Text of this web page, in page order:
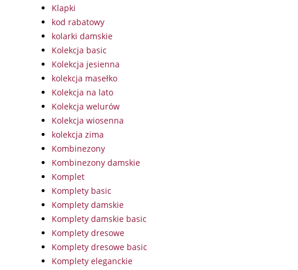
Klapki
kod rabatowy
kolarki damskie
Kolekcja basic
Kolekcja jesienna
kolekcja masełko
Kolekcja na lato
Kolekcja welurów
Kolekcja wiosenna
kolekcja zima
Kombinezony
Kombinezony damskie
Komplet
Komplety basic
Komplety damskie
Komplety damskie basic
Komplety dresowe
Komplety dresowe basic
Komplety eleganckie